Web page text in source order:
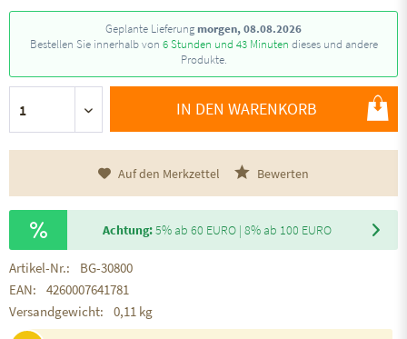
Geplante Lieferungmorgen, 08.08.2026
Bestellen Sie innerhalb von 6 Stunden und 43 Minuten dieses und andere
Produkte.
IN DEN WARENKORB
Auf den Merkzettel Bewerten
Achtung:5% ab 60 EURO | 8% ab 100 EURO
Artikel-Nr.:
BG-30800
EAN:
4260007641781
Versandgewicht:
0,11 kg